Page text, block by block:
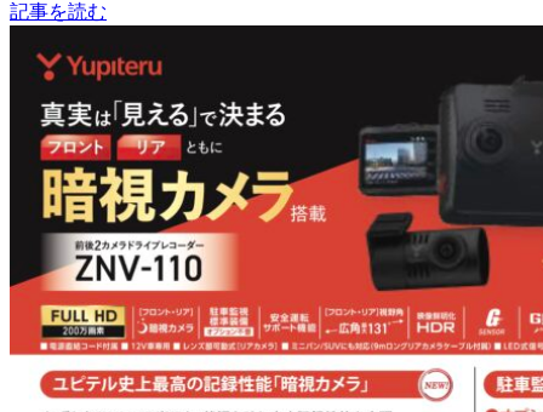
記事を読む